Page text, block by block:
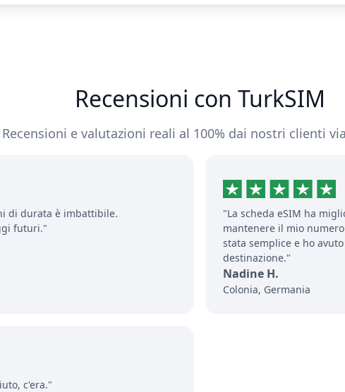
Recensioni con TurkSIM
Recensioni e valutazioni reali al 100% dai nostri clienti
di durata è imbattibile.
futuri."
"La scheda eSIM ha
mantenere il mio
stata semplice e ho
destinazione."
Nadine H.
Colonia, Germania
c'era."